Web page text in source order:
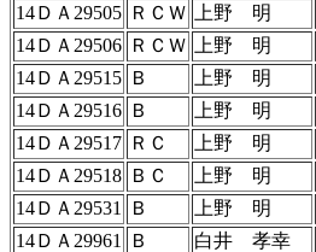
14ＤＡ29505 ＲＣＷ 上野 明
14ＤＡ29506 ＲＣＷ 上野 明
14ＤＡ29515 Ｂ 上野 明
14ＤＡ29516 Ｂ 上野 明
14ＤＡ29517 ＲＣ 上野 明
14ＤＡ29518 ＢＣ 上野 明
14ＤＡ29531
Ｂ 上野 明
14ＤＡ29961
Ｂ 白井 孝幸